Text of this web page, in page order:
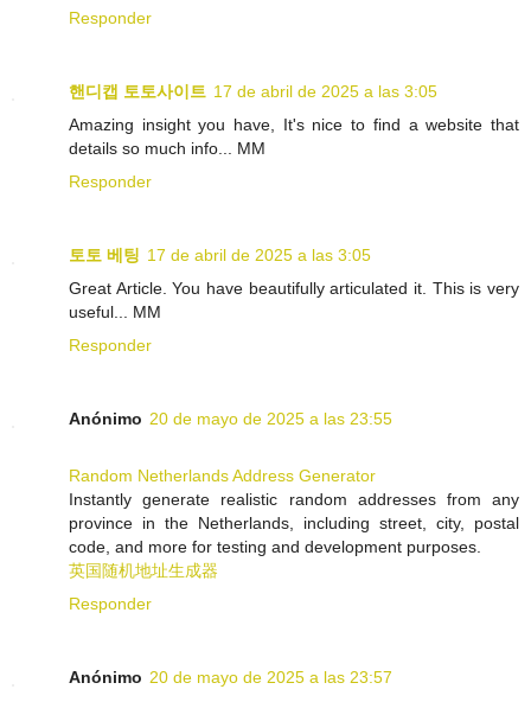
Responder
핸디캡 토토사이트 17 de abril de 2025 a las 3:05
Amazing insight you have, It's nice to find a website that
details so much info... MM
Responder
토토 베팅 17 de abril de 2025 a las 3:05
Great Article. You have beautifully articulated it. This is very
useful... MM
Responder
Anónimo 20 de mayo de 2025 a las 23:55
Random Netherlands Address Generator
Instantly generate realistic random addresses from any
province in the Netherlands, including street, city, postal
code, and more for testing and development purposes.
英国随机地址生成器
Responder
Anónimo 20 de mayo de 2025 a las 23:57